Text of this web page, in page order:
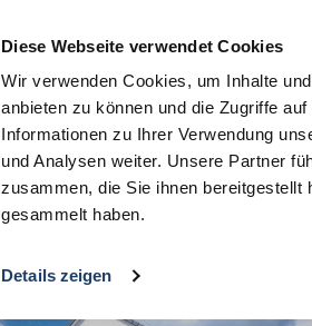
Diese Webseite verwendet Cookies
Wir verwenden Cookies, um Inhalte
anbieten zu können und die Zugriffe
Informationen zu Ihrer Verwendung
und Analysen weiter. Unsere Partner
zusammen, die Sie ihnen bereitgestellt
gesammelt haben.
Details zeigen
START